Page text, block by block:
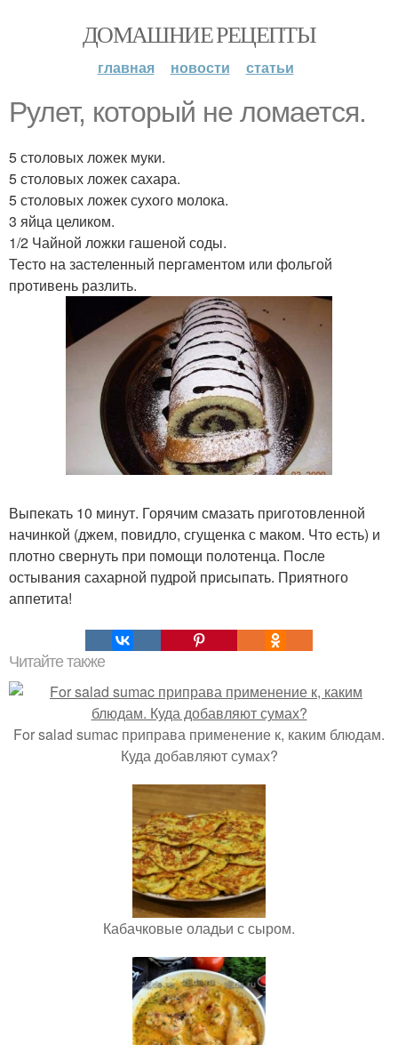
ДОМАШНИЕ РЕЦЕПТЫ
главная новости статьи
Рулет, который не ломается.
5 столовых ложек муки.
5 столовых ложек сахара.
5 столовых ложек сухого молока.
3 яйца целиком.
1/2 Чайной ложки гашеной соды.
Тесто на застеленный пергаментом или фольгой
противень разлить.
Выпекать 10 минут. Горячим смазать приготовленной
начинкой (джем, повидло, сгущенка с маком. Что есть) и
плотно свернуть при помощи полотенца. После
остывания сахарной пудрой присыпать. Приятного
аппетита!
Читайте также
For salad sumac приправа применение к, каким блюдам.
Куда добавляют сумах?
Кабачковые оладьи с сыром.